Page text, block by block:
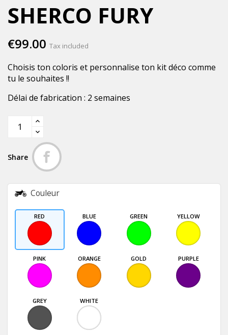
SHERCO FURY
€99.00 Tax included
Choisis ton coloris et personnalise ton kit déco comme
tu le souhaites !!
Délai de fabrication : 2 semaines
Share
Couleur
RED BLUE GREEN YELLOW
PINK ORANGE GOLD PURPLE
GREY WHITE